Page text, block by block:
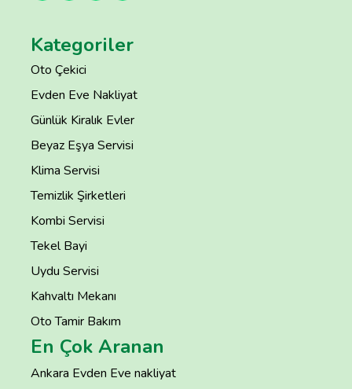
Kategoriler
Oto Çekici
Evden Eve Nakliyat
Günlük Kiralık Evler
Beyaz Eşya Servisi
Klima Servisi
Temizlik Şirketleri
Kombi Servisi
Tekel Bayi
Uydu Servisi
Kahvaltı Mekanı
Oto Tamir Bakım
En Çok Aranan
Ankara Evden Eve nakliyat